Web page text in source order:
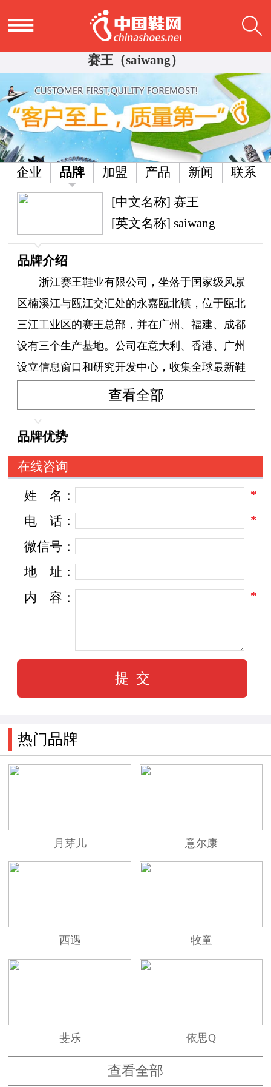
赛王（saiwang）
企业 品牌 加盟 产品 新闻 联系
[中文名称] 赛王
[英文名称] saiwang
品牌介绍
浙江赛王鞋业有限公司，坐落于国家级风景
区楠溪江与瓯江交汇处的永嘉瓯北镇，位于瓯北
三江工业区的赛王总部，并在广州、福建、成都
设有三个生产基地。公司在意大利、香港、广州
设立信息窗口和研究开发中心，收集全球最新鞋
业的款式顺应时尚潮流，符合市场消费需求。
2005年开始以寻求市场差异为导向，携手数
连锁专卖体系为主，店中店为辅的经营模式，取
得了很好的成果。先后在全国各地设立了直锁
店、专卖店与专柜达1000家以上。为令后的发展
奠定了扎实的基础。赛王鞋业创业近二十年来，
秉承“诚信经营，以质取胜”的创业精神，苦心经
营，稳步发展。
发，以法治企，以德治人，热心公益事业和企业
文化建设，使公司充满竞争力和创新精神，取得
赛王鞋业是中国皮革工业协会理事单位，国
家免检产品，早批佩挂“中国真皮标志”企业之
产品”、“浙江消费者协会推荐产品”2007年顺利通
查看全部
品牌优势
在线咨询
姓
名：
*
电
话：
*
微信号：
地
址：
内
容： *
热门品牌
月芽儿 意尔康
西遇 牧童
斐乐 依思Q
查看全部